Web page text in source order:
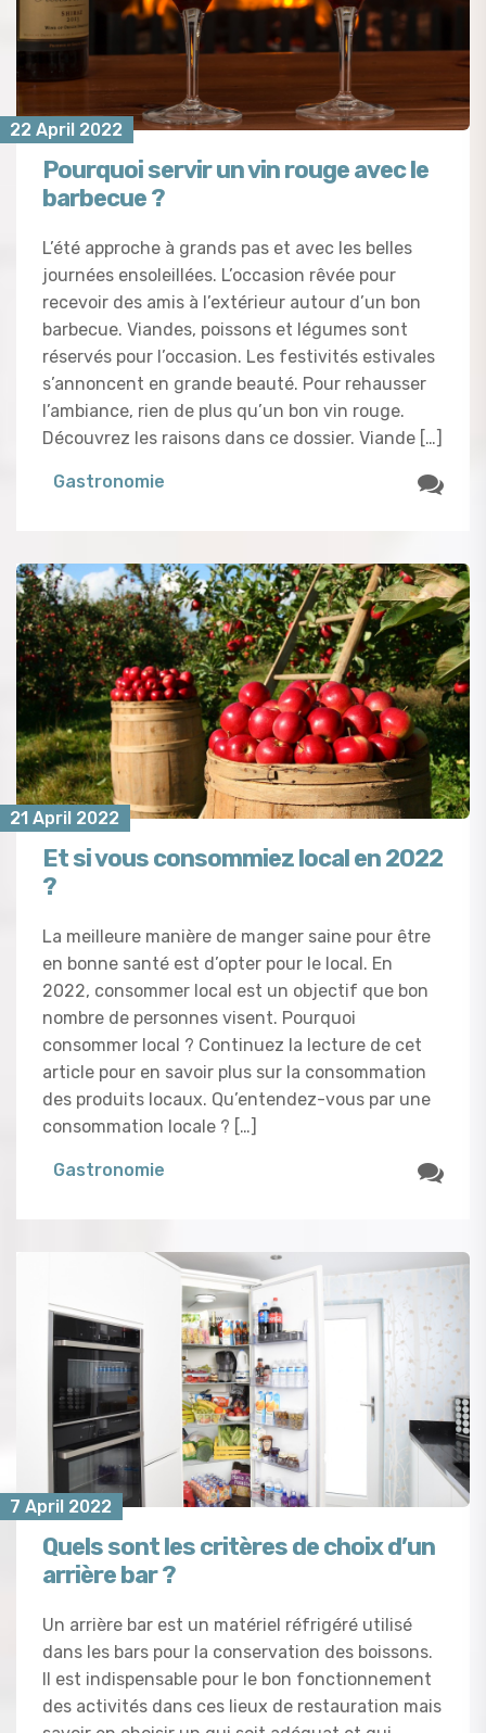
22 April 2022
Pourquoi servir un vin rouge avec le
barbecue ?
L’été approche à grands pas et avec les belles
journées ensoleillées. L’occasion rêvée pour
recevoir des amis à l’extérieur autour d’un bon
barbecue. Viandes, poissons et légumes sont
réservés pour l’occasion. Les festivités estivales
s’annoncent en grande beauté. Pour rehausser
l’ambiance, rien de plus qu’un bon vin rouge.
Découvrez les raisons dans ce dossier. Viande […]
Gastronomie
21 April 2022
Et si vous consommiez local en 2022
?
La meilleure manière de manger saine pour être
en bonne santé est d’opter pour le local. En
2022, consommer local est un objectif que bon
nombre de personnes visent. Pourquoi
consommer local ? Continuez la lecture de cet
article pour en savoir plus sur la consommation
des produits locaux. Qu’entendez-vous par une
consommation locale ? […]
Gastronomie
7 April 2022
Quels sont les critères de choix d’un
arrière bar ?
Un arrière bar est un matériel réfrigéré utilisé
dans les bars pour la conservation des boissons.
Il est indispensable pour le bon fonctionnement
des activités dans ces lieux de restauration mais